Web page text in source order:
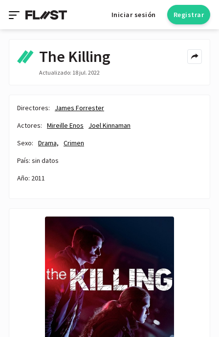
Iniciar sesión Registrar
The Killing
Actualizado: 18 jul. 2022
Directores:
James Forrester
Actores:
Mireille Enos
Joel Kinnaman
Sexo:
Drama,
Crimen
País: sin datos
Año: 2011